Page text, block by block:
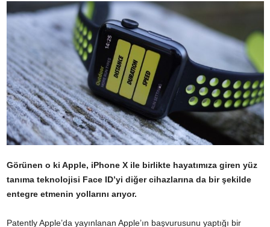
Görünen o ki Apple, iPhone X ile birlikte hayatımıza giren yüz
tanıma teknolojisi Face ID’yi diğer cihazlarına da bir şekilde
entegre etmenin yollarını arıyor.
Patently Apple’da yayınlanan Apple’ın başvurusunu yaptığı bir